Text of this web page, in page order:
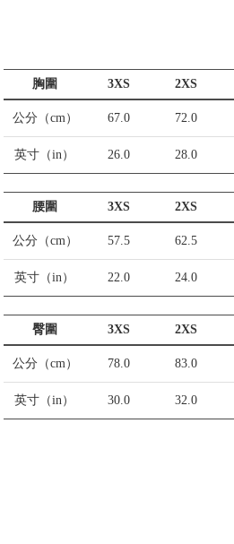
胸圍 3XS 2XS
公分（cm） 67.0 72.0
英寸（in） 26.0 28.0
腰圍 3XS 2XS
公分（cm） 57.5 62.5
英寸（in） 22.0 24.0
臀圍 3XS 2XS
公分（cm） 78.0 83.0
英寸（in） 30.0 32.0